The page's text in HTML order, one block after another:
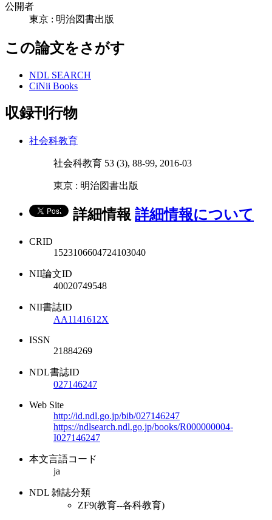
公開者
東京 : 明治図書出版
この論文をさがす
NDL SEARCH
CiNii Books
収録刊行物
社会科教育
社会科教育 53 (3), 88-99, 2016-03
東京 : 明治図書出版
詳細情報 詳細情報について
CRID
1523106604724103040
NII論文ID
40020749548
NII書誌ID
AA1141612X
ISSN
21884269
NDL書誌ID
027146247
Web Site
http://id.ndl.go.jp/bib/027146247
https://ndlsearch.ndl.go.jp/books/R000000004-
I027146247
本文言語コード
ja
NDL 雑誌分類
ZF9(教育--各科教育)